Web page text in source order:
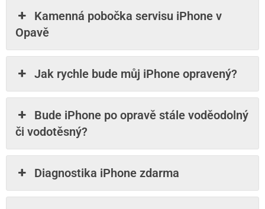
Kamenná pobočka servisu iPhone v
Opavě
Jak rychle bude můj iPhone opravený?
Bude iPhone po opravě stále voděodolný
či vodotěsný?
Diagnostika iPhone zdarma